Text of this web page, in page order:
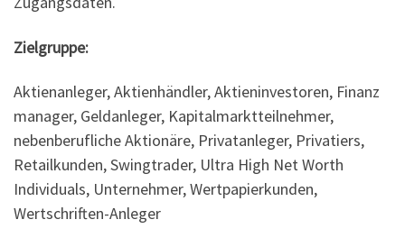
Zielgruppe:
Aktienanleger, Aktienhändler, Aktieninvestoren, Finanz
manager, Geldanleger, Kapitalmarktteilnehmer,
nebenberufliche Aktionäre, Privatanleger, Privatiers,
Retailkunden, Swingtrader, Ultra High Net Worth
Individuals, Unternehmer, Wertpapierkunden,
Wertschriften-Anleger